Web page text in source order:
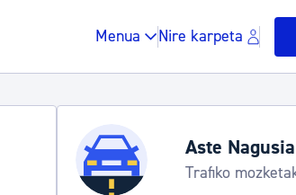
Menua Nire karpeta
Udako
Udalinfo,
Urgull, Hondalea,